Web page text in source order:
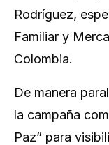
Rodríguez,
Familiar y
Colombia.
De manera
la campaña
Paz” para